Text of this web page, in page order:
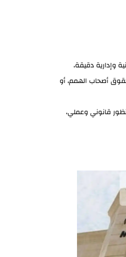
وإدارية دقيقة،
أصحاب الهمم، أو
قانوني وعملي،